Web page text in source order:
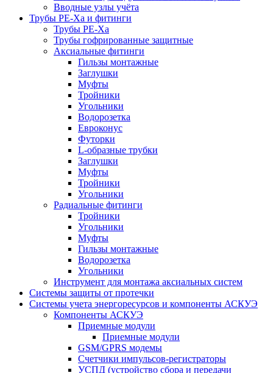
Вводные узлы учёта
Трубы РЕ-Ха и фитинги
Трубы РЕ-Ха
Трубы гофрированные защитные
Аксиальные фитинги
Гильзы монтажные
Заглушки
Муфты
Тройники
Угольники
Водорозетка
Евроконус
Футорки
L-образные трубки
Заглушки
Муфты
Тройники
Угольники
Радиальные фитинги
Тройники
Угольники
Муфты
Гильзы монтажные
Водорозетка
Угольники
Инструмент для монтажа аксиальных систем
Системы защиты от протечки
Системы учета энергоресурсов и компоненты АСКУЭ
Компоненты АСКУЭ
Приемные модули
Приемные модули
GSM/GPRS модемы
Счетчики импульсов-регистраторы
УСПД (устройство сбора и передачи